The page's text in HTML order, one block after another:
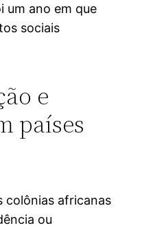
um ano em que
sociais
e
países
colônias africanas
ou